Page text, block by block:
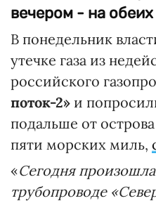
вечером - на
В понедельник
утечке газа из
российского
поток-2» и
подальше от
пяти морских миль,
«Сегодня произошла
трубопроводе